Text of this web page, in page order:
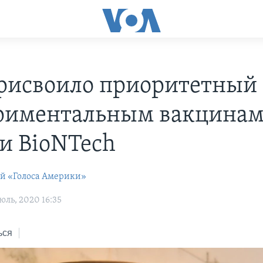
приоритетный
BioNTech
«Голоса Америки»
2020 16:35